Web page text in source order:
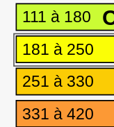
111 à 180
181 à 250
251 à 330
331 à 420